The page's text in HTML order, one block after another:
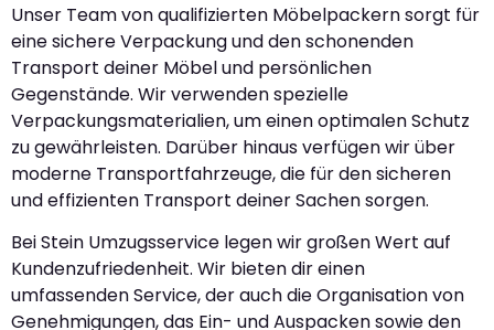
Unser Team von qualifizierten Möbelpackern sorgt für
eine sichere Verpackung und den schonenden
Transport deiner Möbel und persönlichen
Gegenstände. Wir verwenden spezielle
Verpackungsmaterialien, um einen optimalen Schutz
zu gewährleisten. Darüber hinaus verfügen wir über
moderne Transportfahrzeuge, die für den sicheren
und effizienten Transport deiner Sachen sorgen.
Bei Stein Umzugsservice legen wir großen Wert auf
Kundenzufriedenheit. Wir bieten dir einen
umfassenden Service, der auch die Organisation von
Genehmigungen, das Ein- und Auspacken sowie den